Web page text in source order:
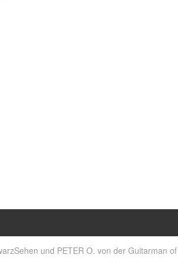
und PETER O. von der Guitarman